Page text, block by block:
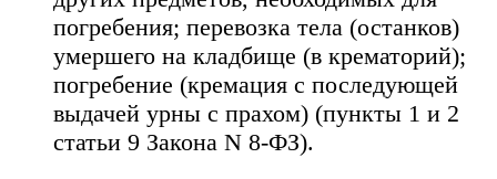
погребения; перевозка тела (останков)
умершего на кладбище (в крематорий);
погребение (кремация с последующей
выдачей урны с прахом) (пункты 1 и 2
статьи 9 Закона N 8-ФЗ).